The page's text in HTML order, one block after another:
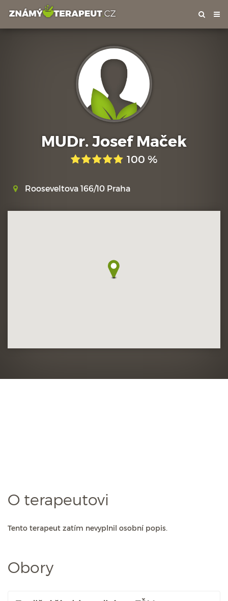
MUDr. Josef Maček
100 %
Rooseveltova 166/10 Praha
O terapeutovi
Tento terapeut zatím nevyplnil osobní popis.
Obory